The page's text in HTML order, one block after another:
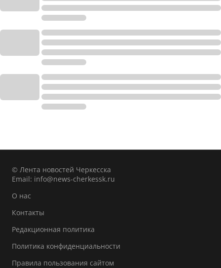
© Лента новостей Черкесска
Email: info@news-cherkessk.ru
О нас
Контакты
Редакционная политика
Политика конфиденциальности
Правила пользования сайтом